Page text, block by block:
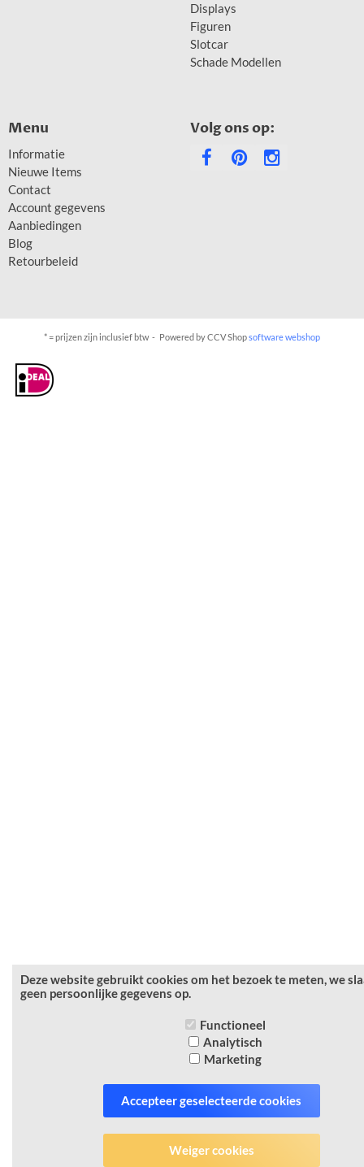
Displays
Figuren
Slotcar
Schade Modellen
Menu
Informatie
Nieuwe Items
Contact
Account gegevens
Aanbiedingen
Blog
Retourbeleid
Volg ons op:
* = prijzen zijn inclusief btw - Powered by CCV Shopsoftware webshop
Deze website gebruikt cookies om het bezoek te meten, we
geen persoonlijke gegevens op.
Functioneel
Analytisch
Marketing
Accepteer geselecteerde cookies
Weiger cookies